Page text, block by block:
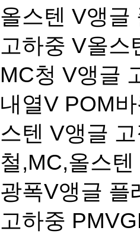
올스텐 V앵글
고하중 V올스
MC청 V앵글
내열V POM
스텐 V앵글
철,MC,올스
광폭V앵글 플
고하중